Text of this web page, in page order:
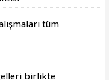
tüm
birlikte